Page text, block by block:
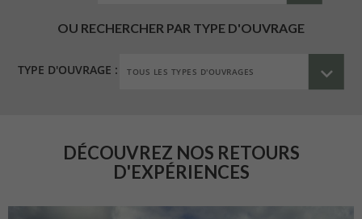
OU RECHERCHER PAR TYPE D'OUVRAGE
TYPE D'OUVRAGE :
DÉCOUVREZ NOS RETOURS
D'EXPÉRIENCES